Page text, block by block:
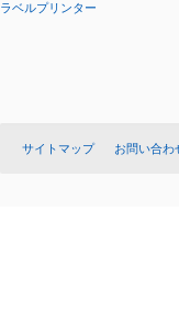
ラベルプリンター
サイトマップ お問い合わ